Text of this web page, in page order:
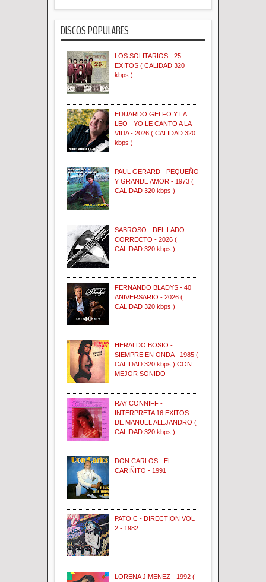
DISCOS POPULARES
LOS SOLITARIOS - 25
EXITOS ( CALIDAD 320
kbps )
EDUARDO GELFO Y LA
LEO - YO LE CANTO A LA
VIDA - 2026 ( CALIDAD 320
kbps )
PAUL GERARD - PEQUEÑO
Y GRANDE AMOR - 1973 (
CALIDAD 320 kbps )
SABROSO - DEL LADO
CORRECTO - 2026 (
CALIDAD 320 kbps )
FERNANDO BLADYS - 40
ANIVERSARIO - 2026 (
CALIDAD 320 kbps )
HERALDO BOSIO -
SIEMPRE EN ONDA - 1985 (
CALIDAD 320 kbps ) CON
MEJOR SONIDO
RAY CONNIFF -
INTERPRETA 16 EXITOS
DE MANUEL ALEJANDRO (
CALIDAD 320 kbps )
DON CARLOS - EL
CARIÑITO - 1991
PATO C - DIRECTION VOL
2 - 1982
LORENA JIMENEZ - 1992 (